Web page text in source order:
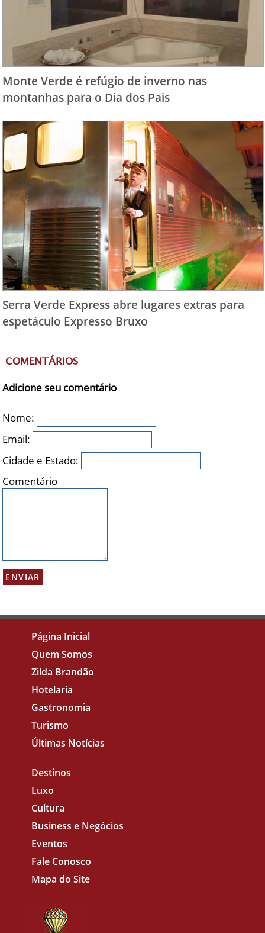
Monte Verde é refúgio de inverno nas
montanhas para o Dia dos Pais
Serra Verde Express abre lugares extras para
espetáculo Expresso Bruxo
COMENTÁRIOS
Adicione seu comentário
Nome:
Email:
Cidade e Estado:
Comentário
Página Inicial
Quem Somos
Zilda Brandão
Hotelaria
Gastronomia
Turismo
Últimas Notícias
Destinos
Luxo
Cultura
Business e Negócios
Eventos
Fale Conosco
Mapa do Site